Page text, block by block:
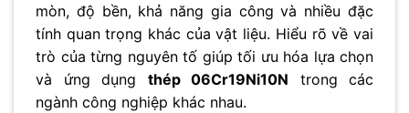
mòn, độ bền, khả năng gia công và nhiều đặc
tính quan trọng khác của vật liệu. Hiểu rõ về vai
trò của từng nguyên tố giúp tối ưu hóa lựa chọn
và ứng dụng thép 06Cr19Ni10N trong các
ngành công nghiệp khác nhau.